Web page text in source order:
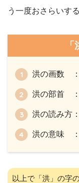
う一度おさらいする
洪の画数
洪の部首
洪の読み方
洪の意味
以上で「洪」の字